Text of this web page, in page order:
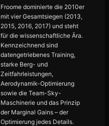
Froome dominierte die 2010er
mit vier Gesamtsiegen (2013,
2015, 2016, 2017) und steht
für die wissenschaftliche Ära.
Kennzeichnend sind
datengetriebenes Training,
starke Berg- und
Zeitfahrleistungen,
Aerodynamik-Optimierung
sowie die Team-Sky-
Maschinerie und das Prinzip
der Marginal Gains – der
Optimierung jedes Details.